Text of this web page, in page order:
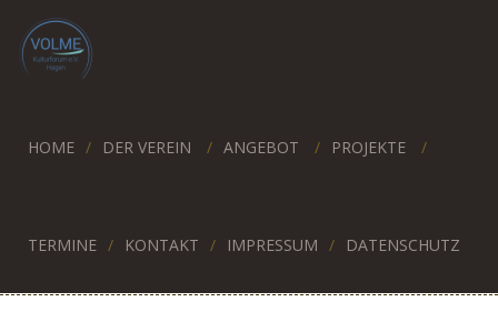
HOME DER VEREIN ANGEBOT PROJEKTE
TERMINE KONTAKT IMPRESSUM DATENSCHUTZ